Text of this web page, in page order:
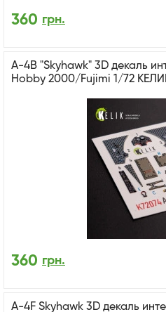
360 грн.
A-4B "Skyhawk" 3D декаль
Hobby 2000/Fujimi 1/72
360 грн.
A-4F Skyhawk 3D декаль